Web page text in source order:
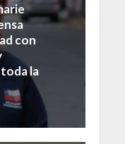
con
la